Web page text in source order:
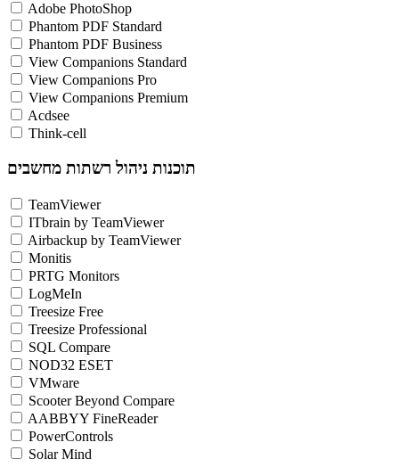
Adobe PhotoShop
Phantom PDF Standard
Phantom PDF Business
View Companions Standard
View Companions Pro
View Companions Premium
Acdsee
Think-cell
תוכנות ניהול רשתות מחשבים
TeamViewer
ITbrain by TeamViewer
Airbackup by TeamViewer
Monitis
PRTG Monitors
LogMeIn
Treesize Free
Treesize Professional
SQL Compare
NOD32 ESET
VMware
Scooter Beyond Compare
AABBYY FineReader
PowerControls
Solar Mind